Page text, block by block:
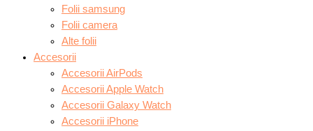
Folii samsung
Folii camera
Alte folii
Accesorii
Accesorii AirPods
Accesorii Apple Watch
Accesorii Galaxy Watch
Accesorii iPhone